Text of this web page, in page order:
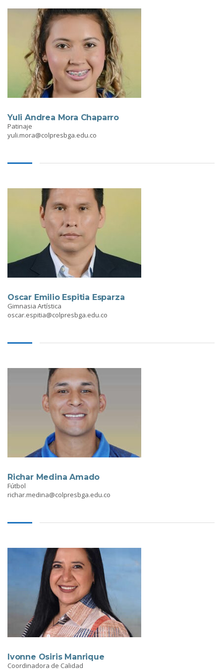
Yuli Andrea Mora Chaparro
Patinaje
yuli.mora@colpresbga.edu.co
Oscar Emilio Espitia Esparza
Gimnasia Artística
oscar.espitia@colpresbga.edu.co
Richar Medina Amado
Fútbol
richar.medina@colpresbga.edu.co
Ivonne Osiris Manrique
Coordinadora de Calidad